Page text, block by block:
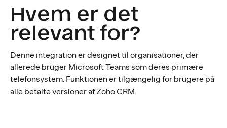
Hvem er det
relevant for?
Denne integration er designet til organisationer, der
allerede bruger Microsoft Teams som deres primære
telefonsystem. Funktionen er tilgængelig for brugere på
alle betalte versioner af Zoho CRM.